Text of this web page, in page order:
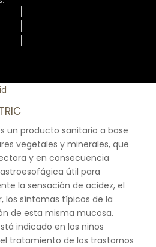
de granulado monodosis de
un producto sanitario a base
vegetales y minerales, que
y en consecuencia
útil para
la sensación de acidez, el
los síntomas típicos de la
de esta misma mucosa.
indicado en los niños
tratamiento de los trastornos